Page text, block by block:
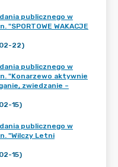
publicznego w
WAKACJE
22)
publicznego w
"Konarzewo aktywnie
zwiedzanie –
15)
publicznego w
"Wilczy Letni
15)